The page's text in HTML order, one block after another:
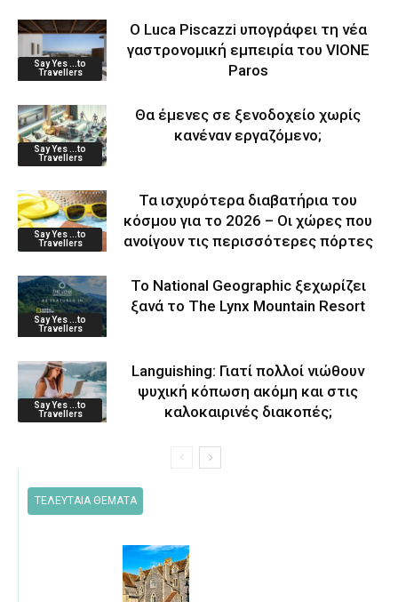
Say Yes ...to
Travellers
Ο Luca Piscazzi υπογράφει τη νέα
γαστρονομική εμπειρία του VIONE
Paros
Say Yes ...to
Travellers
Θα έμενες σε ξενοδοχείο χωρίς
κανέναν εργαζόμενο;
Say Yes ...to
Travellers
Τα ισχυρότερα διαβατήρια του
κόσμου για το 2026 – Οι χώρες που
ανοίγουν τις περισσότερες πόρτες
Say Yes ...to
Travellers
Το National Geographic ξεχωρίζει
ξανά το The Lynx Mountain Resort
Say Yes ...to
Travellers
Languishing: Γιατί πολλοί νιώθουν
ψυχική κόπωση ακόμη και στις
καλοκαιρινές διακοπές;
ΤΕΛΕΥΤΑΙΑ ΘΕΜΑΤΑ